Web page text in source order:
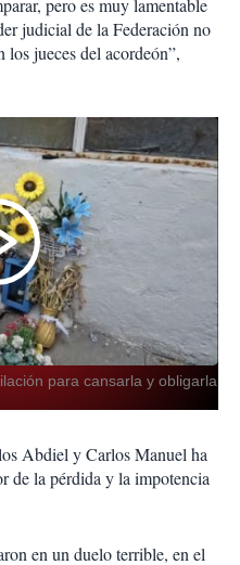
pero es muy lamentable
judicial de la Federación no
los jueces del acordeón”,
para cansarla y obligarla
Abdiel y Carlos Manuel ha
de la pérdida y la impotencia
en un duelo terrible, en el